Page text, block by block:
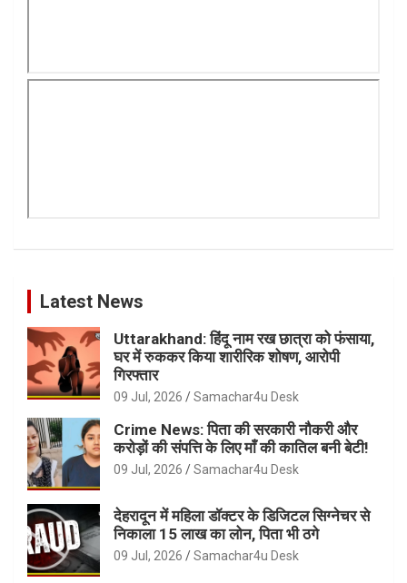
Latest News
Uttarakhand: हिंदू नाम रख छात्रा को फंसाया,
घर में रुककर किया शारीरिक शोषण, आरोपी
गिरफ्तार
09 Jul, 2026 Samachar4u Desk
Crime News: पिता की सरकारी नौकरी और
करोड़ों की संपत्ति के लिए माँ की कातिल बनी बेटी!
09 Jul, 2026 Samachar4u Desk
देहरादून में महिला डॉक्टर के डिजिटल सिग्नेचर से
निकाला 15 लाख का लोन, पिता भी ठगे
09 Jul, 2026 Samachar4u Desk